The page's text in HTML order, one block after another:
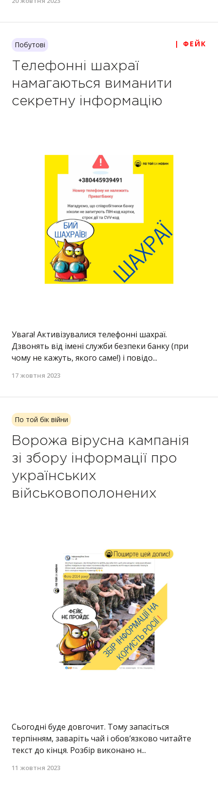
Побутові | ФЕЙК
Телефонні шахраї
намагаються виманити
секретну інформацію
Увага! Активізувалися телефонні шахраї.
Дзвонять від імені служби безпеки банку (при
чому не кажуть, якого саме!) і повідо...
17 жовтня 2023
По той бік війни
Ворожа вірусна кампанія
зі збору інформації про
українських
військовополонених
Сьогодні буде довгочит. Тому запасіться
терпінням, заваріть чай і обов’язково читайте
текст до кінця. Розбір виконано н...
11 жовтня 2023